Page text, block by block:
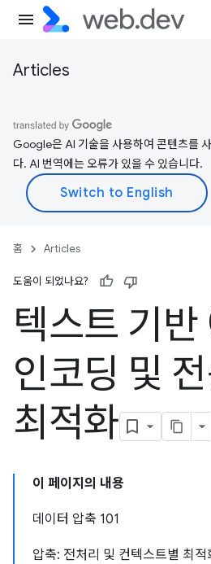
Articles
Google은 AI 기술을 사용하여 콘텐츠를
다. AI 번역에는 오류가 있을 수 있습니다.
홈 Articles
도움이 되었나요?
텍스트 기반
인코딩 및 전
최적화
이 페이지의 내용
데이터 압축 101
압축: 전처리 및 컨텍스트별 최적